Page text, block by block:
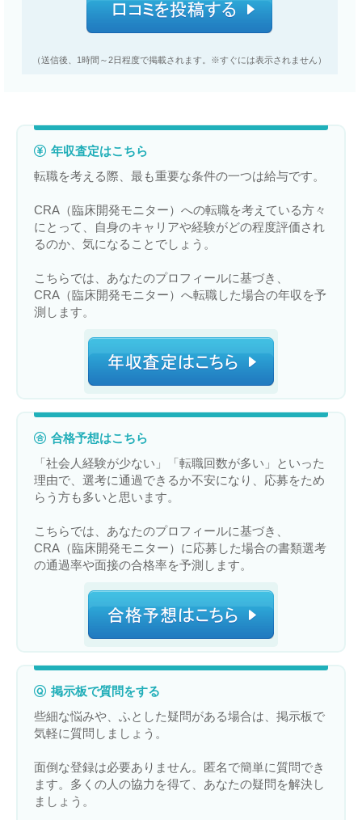
（送信後、1時間～2日程度で掲載されます。※すぐには表示されません）
年収査定はこちら
転職を考える際、最も重要な条件の一つは給与です。
CRA（臨床開発モニター）への転職を考えている方々
にとって、自身のキャリアや経験がどの程度評価され
るのか、気になることでしょう。
こちらでは、あなたのプロフィールに基づき、
CRA（臨床開発モニター）へ転職した場合の年収を予
測します。
合格予想はこちら
「社会人経験が少ない」「転職回数が多い」といった
理由で、選考に通過できるか不安になり、応募をため
らう方も多いと思います。
こちらでは、あなたのプロフィールに基づき、
CRA（臨床開発モニター）に応募した場合の書類選考
の通過率や面接の合格率を予測します。
掲示板で質問をする
些細な悩みや、ふとした疑問がある場合は、掲示板で
気軽に質問しましょう。
面倒な登録は必要ありません。匿名で簡単に質問でき
ます。多くの人の協力を得て、あなたの疑問を解決し
ましょう。